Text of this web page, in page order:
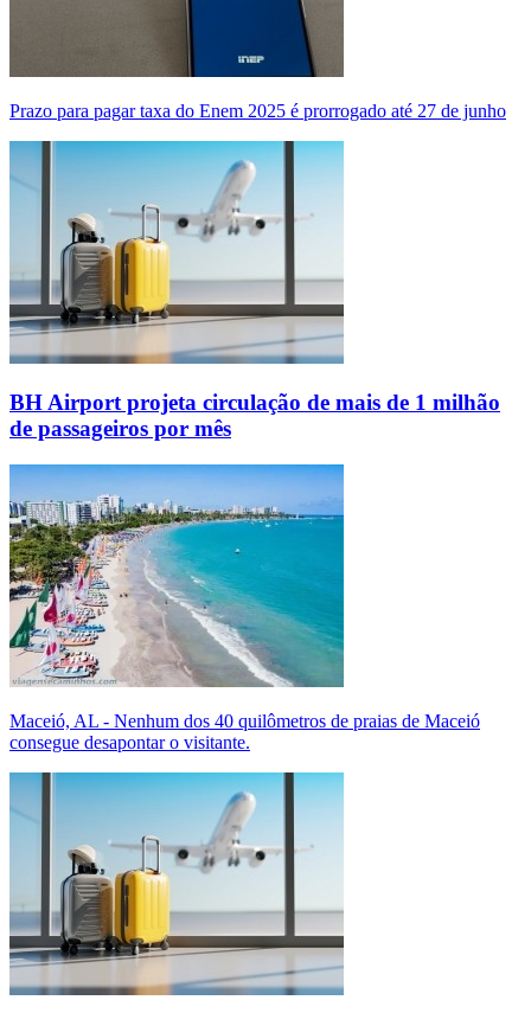
Prazo para pagar taxa do Enem 2025 é prorrogado até 27 de junho
BH Airport projeta circulação de mais de 1 milhão
de passageiros por mês
Maceió, AL - Nenhum dos 40 quilômetros de praias de Maceió
consegue desapontar o visitante.